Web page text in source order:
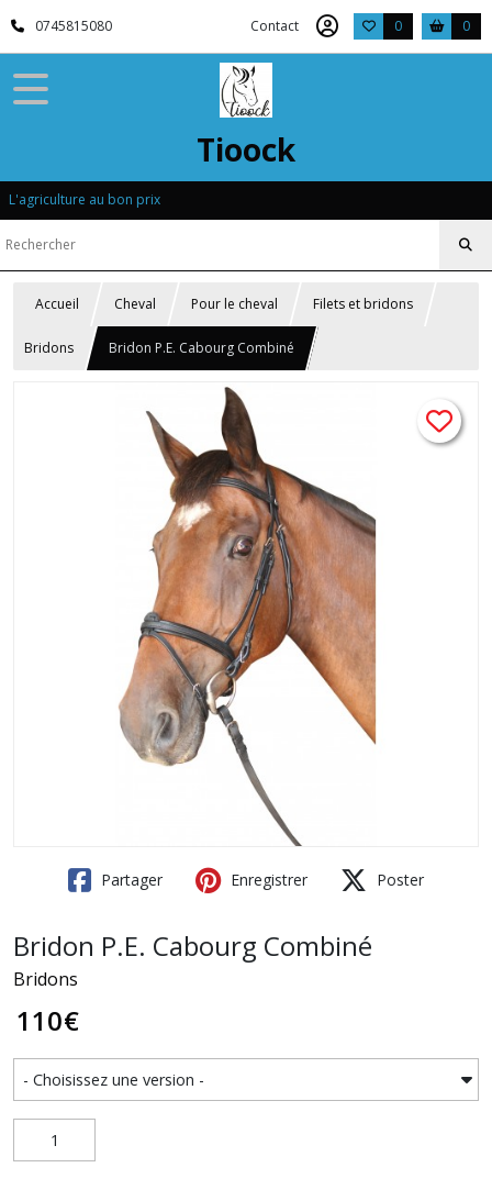
0745815080 Contact 0 0
Tioock
L'agriculture au bon prix
Accueil Cheval Pour le cheval Filets et bridons
Bridons Bridon P.E. Cabourg Combiné
Partager Enregistrer Poster
Bridon P.E. Cabourg Combiné
Bridons
110€